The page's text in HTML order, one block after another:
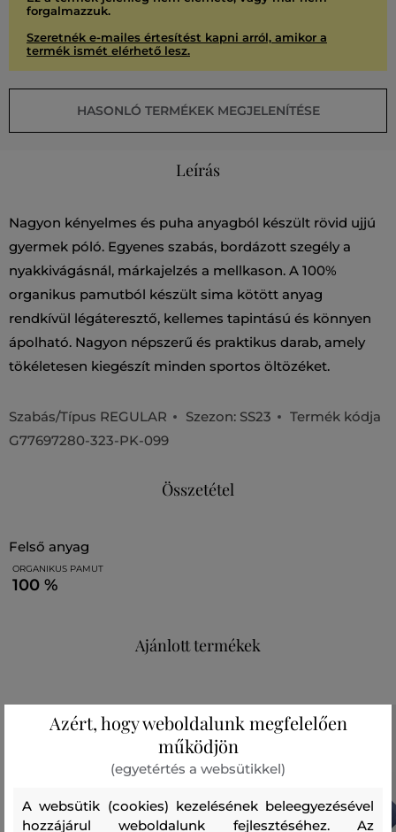
forgalmazzuk.
Szeretnék e-mailes értesítést kapni arról, amikor a
termék ismét elérhető lesz.
HASONLÓ TERMÉKEK MEGJELENÍTÉSE
Leírás
Nagyon kényelmes és puha anyagból készült rövid ujjú
gyermek póló. Egyenes szabás, bordázott szegély a
nyakkivágásnál, márkajelzés a mellkason. A 100%
organikus pamutból készült sima kötött anyag
rendkívül légáteresztő, kellemes tapintású és könnyen
ápolható. Nagyon népszerű és praktikus darab, amely
tökéletesen kiegészít minden sportos öltözéket.
Szabás/Típus REGULAR Szezon: SS23
Termék kódja
G77697280-323-PK-099
Összetétel
felső anyag
ORGANIKUS PAMUT
100 %
Ajánlott termékek
Azért, hogy weboldalunk megfelelően
működjön
(egyetértés a websütikkel)
A websütik (cookies) kezelésének beleegyezésével
hozzájárul weboldalunk fejlesztéséhez. Az